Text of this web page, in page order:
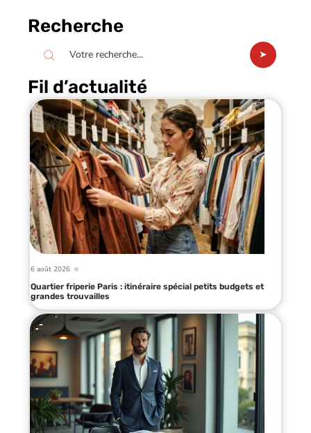
Recherche
Fil d’actualité
6 août 2026
Quartier friperie Paris : itinéraire spécial petits budgets et
grandes trouvailles